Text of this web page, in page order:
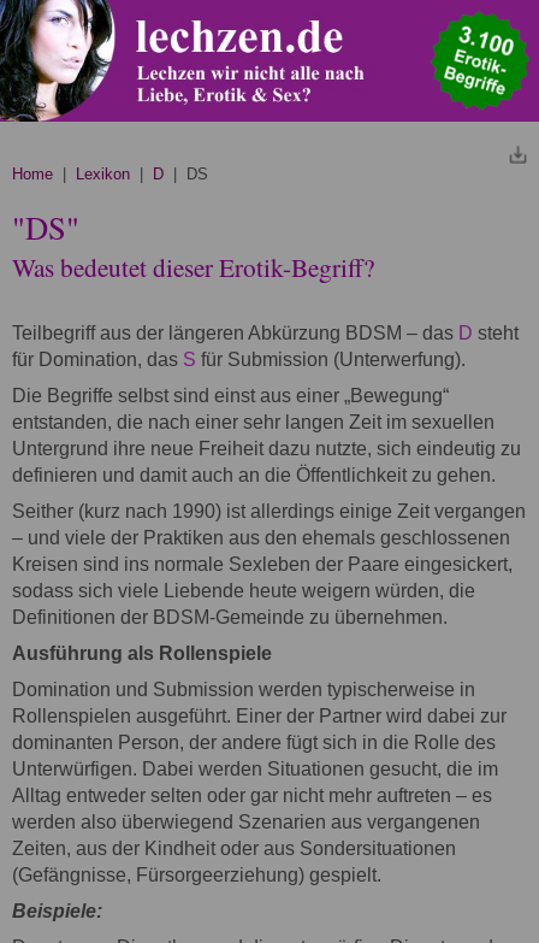
Home Lexikon D | DS
"DS"
Was bedeutet dieser Erotik-Begriff?
Teilbegriff aus der längeren Abkürzung BDSM – das D steht
für Domination, das S für Submission (Unterwerfung).
Die Begriffe selbst sind einst aus einer „Bewegung“
entstanden, die nach einer sehr langen Zeit im sexuellen
Untergrund ihre neue Freiheit dazu nutzte, sich eindeutig zu
definieren und damit auch an die Öffentlichkeit zu gehen.
Seither (kurz nach 1990) ist allerdings einige Zeit vergangen
– und viele der Praktiken aus den ehemals geschlossenen
Kreisen sind ins normale Sexleben der Paare eingesickert,
sodass sich viele Liebende heute weigern würden, die
Definitionen der BDSM-Gemeinde zu übernehmen.
Ausführung als Rollenspiele
Domination und Submission werden typischerweise in
Rollenspielen ausgeführt. Einer der Partner wird dabei zur
dominanten Person, der andere fügt sich in die Rolle des
Unterwürfigen. Dabei werden Situationen gesucht, die im
Alltag entweder selten oder gar nicht mehr auftreten – es
werden also überwiegend Szenarien aus vergangenen
Zeiten, aus der Kindheit oder aus Sondersituationen
(Gefängnisse, Fürsorgeerziehung) gespielt.
Beispiele: